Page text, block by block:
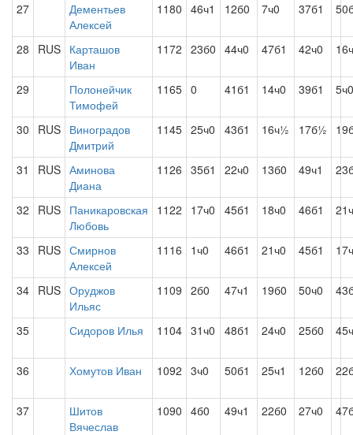
27
Дементьев
Алексей
1180 46ч1 12б0 7ч0 37б1
28 RUS Карташов
Иван
1172 23б0 44ч0 47б1 42ч0
29
Полонейчик
Тимофей
1165 0 41б1 14ч0 39б1 5ч0
30 RUS Виноградов
Дмитрий
1145 25ч0 43б1 16ч½ 17б½
31 RUS Аминова
Диана
1126 35б1 22ч0 13б0 49ч1
32 RUS Паникаровская
Любовь
1122 17ч0 45б1 18ч0 46б1
33 RUS Смирнов
Алексей
1116 1ч0 46б1 21ч0 45б1
34 RUS Оруджов
Ильяс
1109 2б0 47ч1 19б0 50ч0
35 Сидоров Илья 1104 31ч0 48б1 24ч0 25б0
36 Хомутов Иван 1092 3ч0 50б1 25ч1 12б0
37
Шитов
Вячеслав
1090 4б0 49ч1 22б0 27ч0